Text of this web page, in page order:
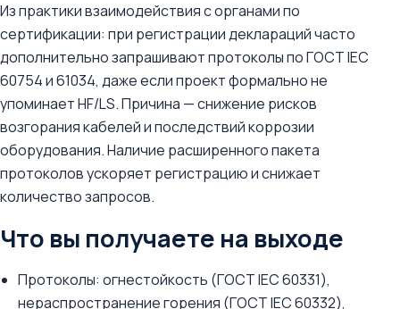
Из практики взаимодействия с органами по
сертификации: при регистрации деклараций часто
дополнительно запрашивают протоколы по ГОСТ IEC
60754 и 61034, даже если проект формально не
упоминает HF/LS. Причина — снижение рисков
возгорания кабелей и последствий коррозии
оборудования. Наличие расширенного пакета
протоколов ускоряет регистрацию и снижает
количество запросов.
Что вы получаете на выходе
Протоколы: огнестойкость (ГОСТ IEC 60331),
нераспространение горения (ГОСТ IEC 60332),